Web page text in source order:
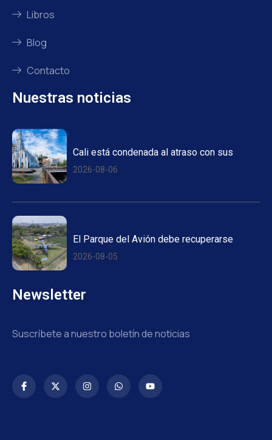
Libros
Blog
Contacto
Nuestras noticias
Cali está condenada al atraso con sus
2026-08-06
El Parque del Avión debe recuperarse
2026-08-05
Newsletter
Suscríbete a nuestro boletín de noticias